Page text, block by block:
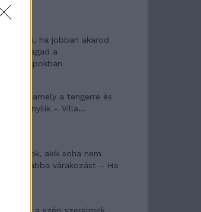
10 tanács, ha jobban akarod
érezni magad a
hétköznapokban
Egy ház, amely a tengerre és
a fényre nyílik – Villa...
A családok, akik soha nem
hagyták abba várakozást – Ha